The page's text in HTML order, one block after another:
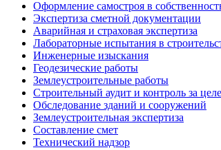
Оформление самостроя в
Экспертиза сметной документации
Аварийная и страховая экспертиза
Лабораторные испытания в
Инженерные изыскания
Геодезические работы
Землеустроительные работы
Строительный аудит и контроль за
Обследование зданий и сооружений
Землеустроительная экспертиза
Составление смет
Технический надзор